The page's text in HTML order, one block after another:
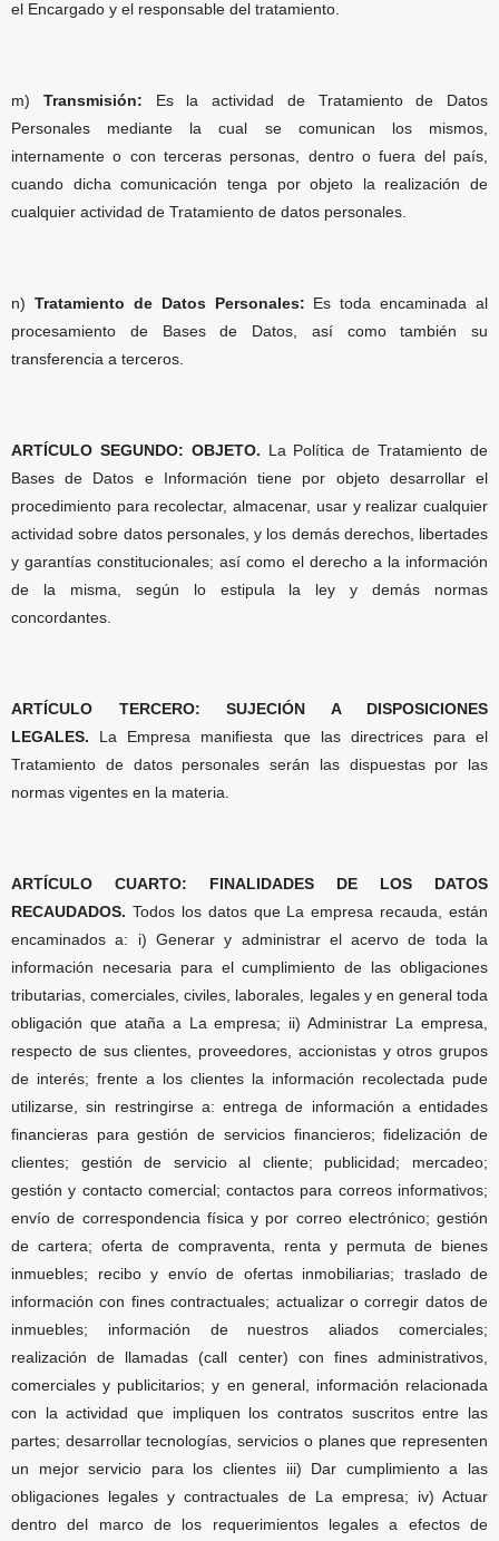
el Encargado y el responsable del tratamiento.
m) Transmisión: Es la actividad de Tratamiento de Datos
Personales mediante la cual se comunican los mismos,
internamente o con terceras personas, dentro o fuera del país,
cuando dicha comunicación tenga por objeto la realización de
cualquier actividad de Tratamiento de datos personales.
n) Tratamiento de Datos Personales: Es toda encaminada al
procesamiento de Bases de Datos, así como también su
transferencia a terceros.
ARTÍCULO SEGUNDO: OBJETO. La Política de Tratamiento de
Bases de Datos e Información tiene por objeto desarrollar el
procedimiento para recolectar, almacenar, usar y realizar cualquier
actividad sobre datos personales, y los demás derechos, libertades
y garantías constitucionales; así como el derecho a la información
de la misma, según lo estipula la ley y demás normas
concordantes.
ARTÍCULO TERCERO: SUJECIÓN A DISPOSICIONES
LEGALES. La Empresa manifiesta que las directrices para el
Tratamiento de datos personales serán las dispuestas por las
normas vigentes en la materia.
ARTÍCULO CUARTO: FINALIDADES DE LOS DATOS
RECAUDADOS. Todos los datos que La empresa recauda, están
encaminados a: i) Generar y administrar el acervo de toda la
información necesaria para el cumplimiento de las obligaciones
tributarias, comerciales, civiles, laborales, legales y en general toda
obligación que ataña a La empresa; ii) Administrar La empresa,
respecto de sus clientes, proveedores, accionistas y otros grupos
de interés; frente a los clientes la información recolectada pude
utilizarse, sin restringirse a: entrega de información a entidades
financieras para gestión de servicios financieros; fidelización de
clientes; gestión de servicio al cliente; publicidad; mercadeo;
gestión y contacto comercial; contactos para correos informativos;
envío de correspondencia física y por correo electrónico; gestión
de cartera; oferta de compraventa, renta y permuta de bienes
inmuebles; recibo y envío de ofertas inmobiliarias; traslado de
información con fines contractuales; actualizar o corregir datos de
inmuebles; información de nuestros aliados comerciales;
realización de llamadas (call center) con fines administrativos,
comerciales y publicitarios; y en general, información relacionada
con la actividad que impliquen los contratos suscritos entre las
partes; desarrollar tecnologías, servicios o planes que representen
un mejor servicio para los clientes iii) Dar cumplimiento a las
obligaciones legales y contractuales de La empresa; iv) Actuar
dentro del marco de los requerimientos legales a efectos de